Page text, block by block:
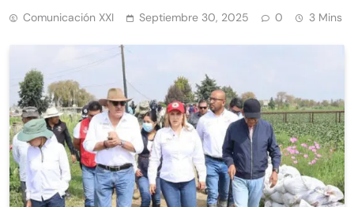
Comunicación XXI Septiembre 30, 2025 0 3 Mins